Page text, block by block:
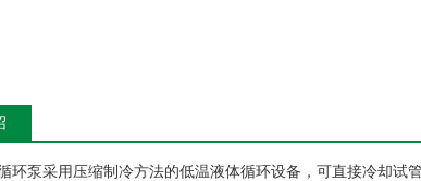
环泵采用压缩制冷方法的低温液体循环设备，可直接冷却试